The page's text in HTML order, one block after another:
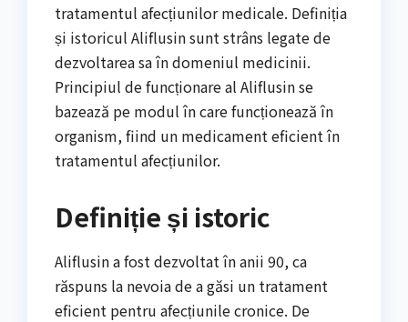
tratamentul afecțiunilor medicale. Definiția
și istoricul Aliflusin sunt strâns legate de
dezvoltarea sa în domeniul medicinii.
Principiul de funcționare al Aliflusin se
bazează pe modul în care funcționează în
organism, fiind un medicament eficient în
tratamentul afecțiunilor.
Definiție și istoric
Aliflusin a fost dezvoltat în anii 90, ca
răspuns la nevoia de a găsi un tratament
eficient pentru afecțiunile cronice. De